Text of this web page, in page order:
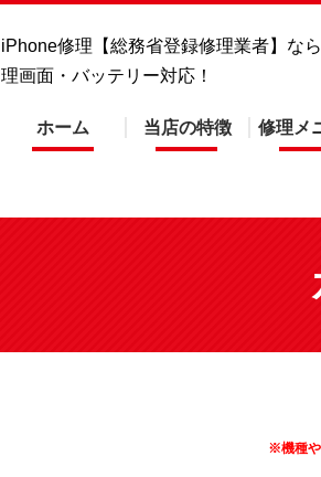
iPhone修理【総務省登録修理業者】な
理画面・バッテリー対応！
ホーム 当店の特徴 修理メ
※機種や